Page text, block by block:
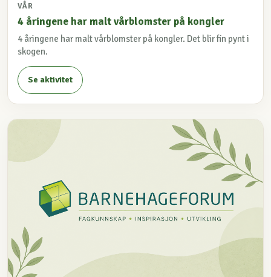
VÅR
4 åringene har malt vårblomster på kongler
4 åringene har malt vårblomster på kongler. Det blir fin pynt i
skogen.
Se aktivitet